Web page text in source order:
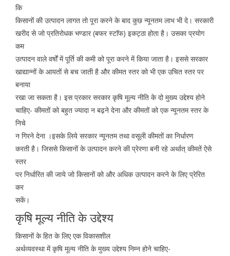
कि
किसानों की उत्पादन लागत तो पूरा करने के बाद कुछ न्यूनतम लाभ भी दे। सरकारी
खरीद से जो प्रतिरोधक भण्डार (बफर स्टाॅफ) इकट्ठा होता है। उसका प्रयोग
कम
उत्पादन वाले वर्षों में पूर्ति की कमी को पूरा करने में किया जाता है। इससे सरकार
खाद्यान्नों के आयतों से बच जाती है और कीमत स्तर को भी एक उचित स्तर पर
बनाया
रखा जा सकता है। इस प्रकार सरकार कृषि मूल्य नीति के दो मुख्य उद्देश्य होने
चाहिए- कीमतों को बहुत ज्यादा न बढ़ने देना और कीमतों को एक न्यूनतम स्तर के
निचे
न गिरने देना ।इसके लिये सरकार न्यूनतम तथा वसूली कीमतों का निर्धारण
करती है। जिससे किसानों के उत्पादन करने की प्रेरणा बनी रहे अर्थात् कीमतें ऐसे
स्तर
पर निर्धारित की जाये जो किसानों को और अधिक उत्पादन करने के लिए प्रेरित
कर
सकें।
कृषि मूल्य नीति के उद्देश्य
किसानों के हित के लिए एक विकासशील
अर्थव्यवस्था में कृषि मूल्य नीति के मुख्य उद्देश्य निम्न होने चाहिए-